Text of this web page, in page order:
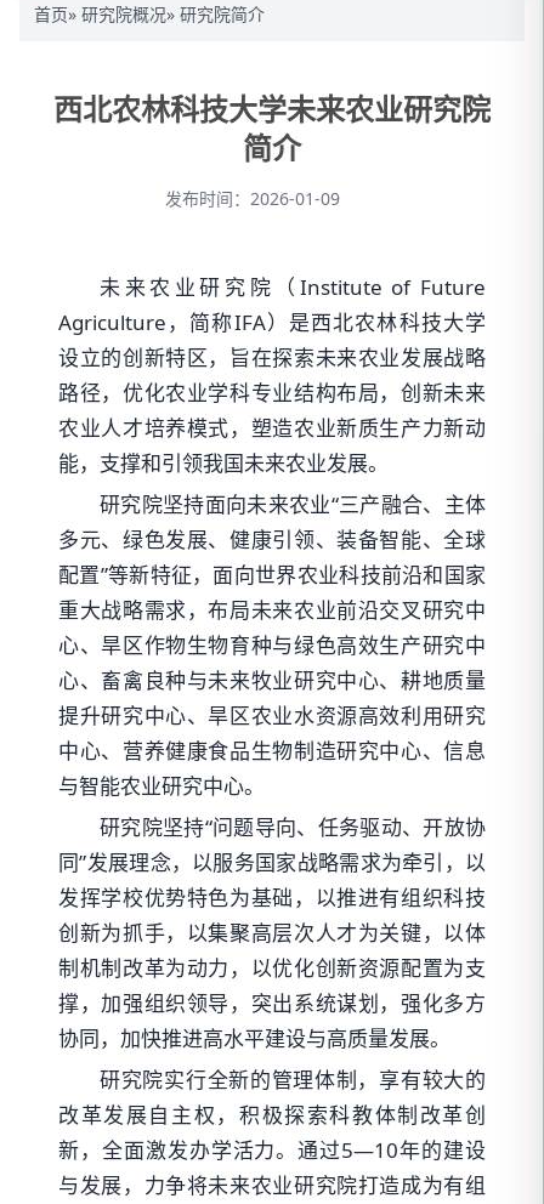
首页» 研究院概况» 研究院简介
西北农林科技大学未来农业研究院
简介
发布时间：2026-01-09
未来农业研究院（Institute of Future
Agriculture，简称IFA）是西北农林科技大学
设立的创新特区，旨在探索未来农业发展战略
路径，优化农业学科专业结构布局，创新未来
农业人才培养模式，塑造农业新质生产力新动
能，支撑和引领我国未来农业发展。
研究院坚持面向未来农业“三产融合、主体
多元、绿色发展、健康引领、装备智能、全球
配置”等新特征，面向世界农业科技前沿和国家
重大战略需求，布局未来农业前沿交叉研究中
心、旱区作物生物育种与绿色高效生产研究中
心、畜禽良种与未来牧业研究中心、耕地质量
提升研究中心、旱区农业水资源高效利用研究
中心、营养健康食品生物制造研究中心、信息
与智能农业研究中心。
研究院坚持“问题导向、任务驱动、开放协
同”发展理念，以服务国家战略需求为牵引，以
发挥学校优势特色为基础，以推进有组织科技
创新为抓手，以集聚高层次人才为关键，以体
制机制改革为动力，以优化创新资源配置为支
撑，加强组织领导，突出系统谋划，强化多方
协同，加快推进高水平建设与高质量发展。
研究院实行全新的管理体制，享有较大的
改革发展自主权，积极探索科教体制改革创
新，全面激发办学活力。通过5—10年的建设
与发展，力争将未来农业研究院打造成为有组